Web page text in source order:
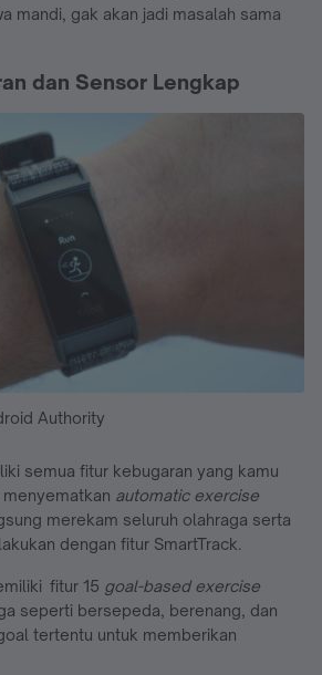
mandi, gak akan jadi masalah sama
dan Sensor Lengkap
Authority
semua fitur kebugaran yang kamu
automatic exercise
merekam seluruh olahraga serta
dengan fitur SmartTrack.
fitur 15 goal-based exercise
seperti bersepeda, berenang, dan
tertentu untuk memberikan